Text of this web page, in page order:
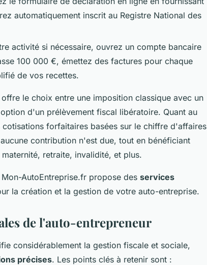
automatiquement inscrit au Registre National des
activité si nécessaire, ouvrez un compte bancaire
100 000 €, émettez des factures pour chaque
de vos recettes.
le choix entre une imposition classique avec un
d'un prélèvement fiscal libératoire. Quant au
forfaitaires basées sur le chiffre d'affaires
contribution n'est due, tout en bénéficiant
retraite, invalidité, et plus.
AutoEntreprise.fr propose des services
la création et la gestion de votre auto-entreprise.
de l'auto-entrepreneur
considérablement la gestion fiscale et sociale,
précises. Les points clés à retenir sont :